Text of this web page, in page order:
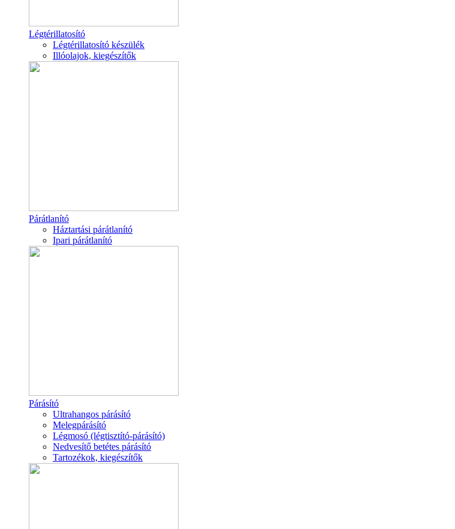
Légtérillatosító
Légtérillatosító készülék
Illóolajok, kiegészítők
Párátlanító
Háztartási párátlanító
Ipari párátlanító
Párásító
Ultrahangos párásító
Melegpárásító
Légmosó (légtisztító-párásító)
Nedvesítő betétes párásító
Tartozékok, kiegészítők